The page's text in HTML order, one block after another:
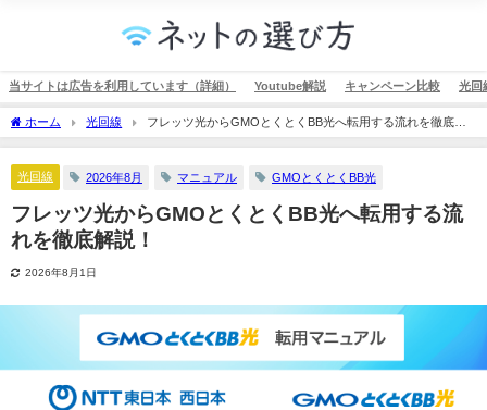
当サイトは広告を利用しています（詳細） Youtube解説 キャンペーン比較 光回
ホーム 光回線
フレッツ光からGMOとくとくBB光へ転用する流れを徹底解
説！
光回線 2026年8月 マニュアル GMOとくとくBB光
フレッツ光からGMOとくとくBB光へ転用する流
れを徹底解説！
2026年8月1日